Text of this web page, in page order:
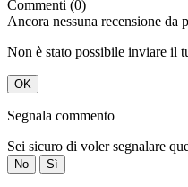
Commenti (0)
Ancora nessuna recensione da
Non è stato possibile inviare il
OK
Segnala commento
Sei sicuro di voler segnalare
No Sì